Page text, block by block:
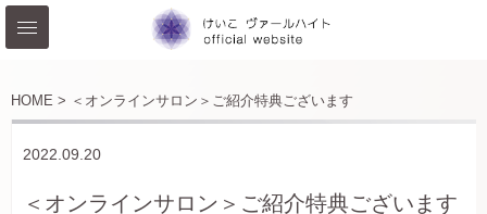
HOME > ＜オンラインサロン＞ご紹介特典ございます
2022.09.20
＜オンラインサロン＞ご紹介特典ございます